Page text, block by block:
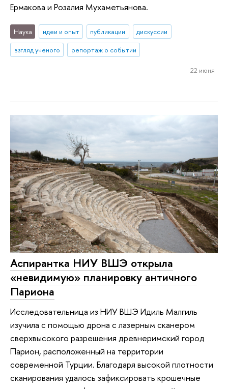
Ермакова и Розалия Мухаметьянова.
Наука идеи и опыт публикации
дискуссии
взгляд ученого
репортаж о событии
22 июня
Аспирантка НИУ ВШЭ открыла
«невидимую» планировку античного
Париона
Исследовательница из НИУ ВШЭ Идиль Малгиль
изучила с помощью дрона с лазерным сканером
сверхвысокого разрешения древнеримский город
Парион, расположенный на территории
современной Турции. Благодаря высокой плотности
сканирования удалось зафиксировать крошечные